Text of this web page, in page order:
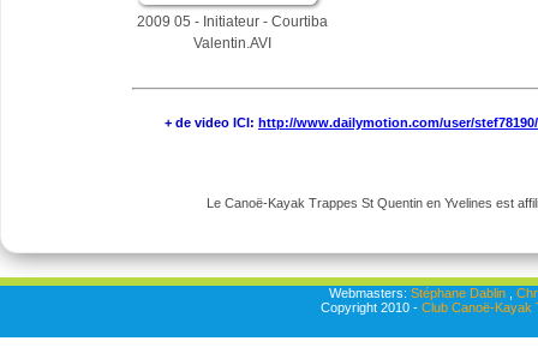
2009 05 - Initiateur - Courtiba
Valentin.AVI
+ de video ICI: http://www.dailymotion.com/user/
Le Canoë-Kayak Trappes St Quentin en Yvelines est
Webmasters: Stéphane Dablin,
Copyright 2010 - Club Canoë-Kayak